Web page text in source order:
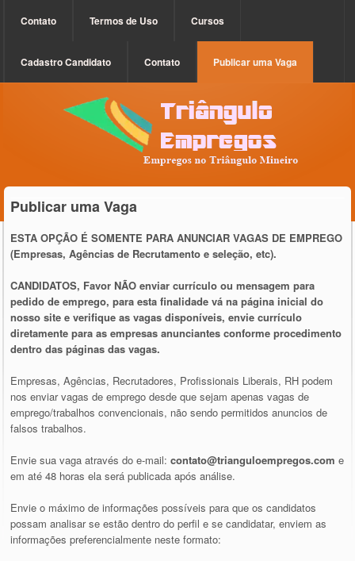
Contato Termos de Uso Cursos
Cadastro Candidato Contato Publicar uma Vaga
Publicar uma Vaga
ESTA OPÇÃO É SOMENTE PARA ANUNCIAR VAGAS DE EMPREGO
(Empresas, Agências de Recrutamento e seleção, etc).
CANDIDATOS, Favor NÃO enviar currículo ou mensagem para
pedido de emprego, para esta finalidade vá na página inicial do
nosso site e verifique as vagas disponíveis, envie currículo
diretamente para as empresas anunciantes conforme procedimento
dentro das páginas das vagas.
Empresas, Agências, Recrutadores, Profissionais Liberais, RH podem
nos enviar vagas de emprego desde que sejam apenas vagas de
emprego/trabalhos convencionais, não sendo permitidos anuncios de
falsos trabalhos.
Envie sua vaga através do e-mail:contato@trianguloempregos.com e
em até 48 horas ela será publicada após análise.
Envie o máximo de informações possíveis para que os candidatos
possam analisar se estão dentro do perfil e se candidatar, enviem as
informações preferencialmente neste formato: